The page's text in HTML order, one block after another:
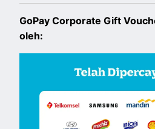
GoPay Corporate Gift
oleh: